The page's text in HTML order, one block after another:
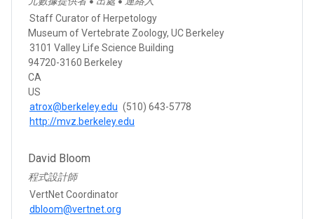
Staff Curator of Herpetology
Museum of Vertebrate Zoology, UC Berkeley
3101 Valley Life Science Building
94720-3160 Berkeley
CA
US
atrox@berkeley.edu (510) 643-5778
http://mvz.berkeley.edu
David Bloom
程式設計師
VertNet Coordinator
dbloom@vertnet.org